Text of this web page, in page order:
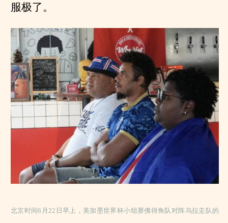
服极了。
北京时间6月22日早上，美加墨世界杯小组赛佛得角队对阵乌拉圭队的